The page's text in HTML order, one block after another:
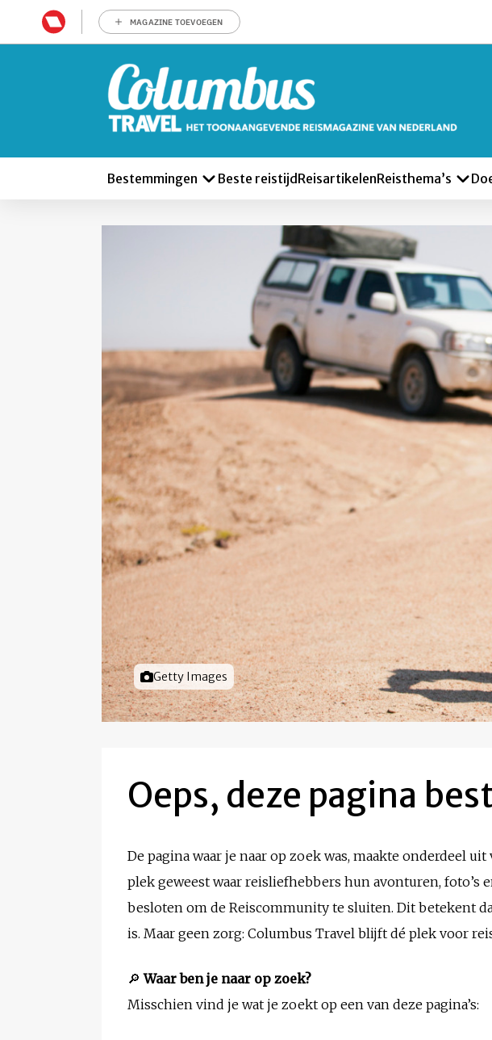
MAGAZINE TOEVOEGEN
Bestemmingen Beste reistijd ReisartikelenReisthema’s
Foto door
Getty Images
Oeps, deze pagina
De pagina waar je naar op zoek was, maakte onderdeel
plek geweest waar reisliefhebbers hun avonturen,
besloten om de Reiscommunity te sluiten. Dit betekent
is. Maar geen zorg: Columbus Travel blijft dé plek voor
🔎Waar ben je naar op zoek?
Misschien vind je wat je zoekt op een van deze pagina’s: